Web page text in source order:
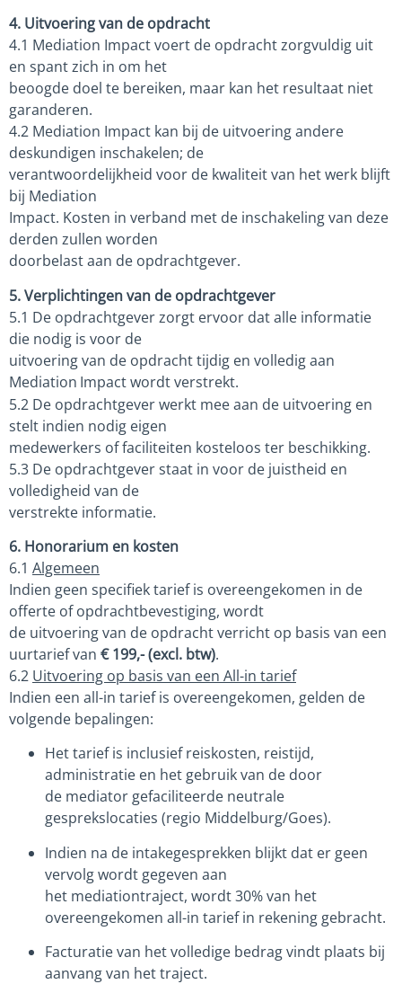
4. Uitvoering van de opdracht
4.1 Mediation Impact voert de opdracht zorgvuldig uit
en spant zich in om het
beoogde doel te bereiken, maar kan het resultaat niet
garanderen.
4.2 Mediation Impact kan bij de uitvoering andere
deskundigen inschakelen; de
verantwoordelijkheid voor de kwaliteit van het werk blijft
bij Mediation
Impact. Kosten in verband met de inschakeling van deze
derden zullen worden
doorbelast aan de opdrachtgever.
5. Verplichtingen van de opdrachtgever
5.1 De opdrachtgever zorgt ervoor dat alle informatie
die nodig is voor de
uitvoering van de opdracht tijdig en volledig aan
Mediation Impact wordt verstrekt.
5.2 De opdrachtgever werkt mee aan de uitvoering en
stelt indien nodig eigen
medewerkers of faciliteiten kosteloos ter beschikking.
5.3 De opdrachtgever staat in voor de juistheid en
volledigheid van de
verstrekte informatie.
6. Honorarium en kosten
6.1 Algemeen
Indien geen specifiek tarief is overeengekomen in de
offerte of opdrachtbevestiging, wordt
de uitvoering van de opdracht verricht op basis van een
uurtarief van € 199,- (excl. btw).
6.2 Uitvoering op basis van een All-in tarief
Indien een all-in tarief is overeengekomen, gelden de
volgende bepalingen:
Het tarief is inclusief reiskosten, reistijd,
administratie en het gebruik van de door
de mediator gefaciliteerde neutrale
gesprekslocaties (regio Middelburg/Goes).
Indien na de intakegesprekken blijkt dat er geen
vervolg wordt gegeven aan
het mediationtraject, wordt 30% van het
overeengekomen all-in tarief in rekening gebracht.
Facturatie van het volledige bedrag vindt plaats bij
aanvang van het traject.